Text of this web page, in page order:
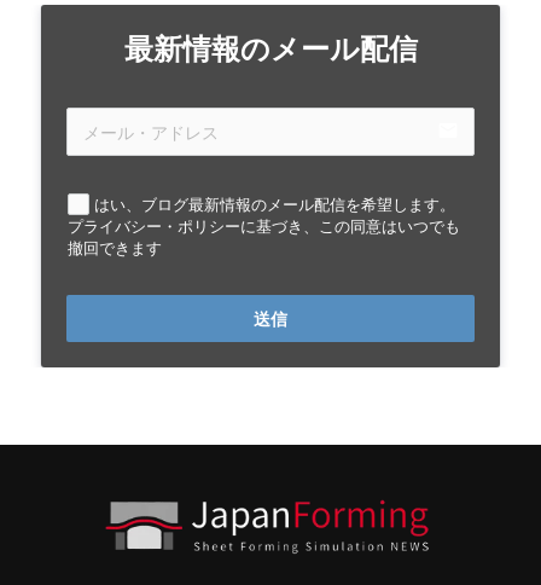
最新情報のメール配信
はい、ブログ最新情報のメール配信を希望します。
プライバシー・ポリシーに基づき、この同意はいつでも
撤回できます
送信